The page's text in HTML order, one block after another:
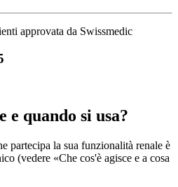
approvata da Swissmedic
e quando si usa?
partecipa la sua funzionalità renale è
(vedere «Che cos'è agisce e a cosa